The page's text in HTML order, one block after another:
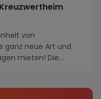
von
ganz neue Art und
mieten! Die